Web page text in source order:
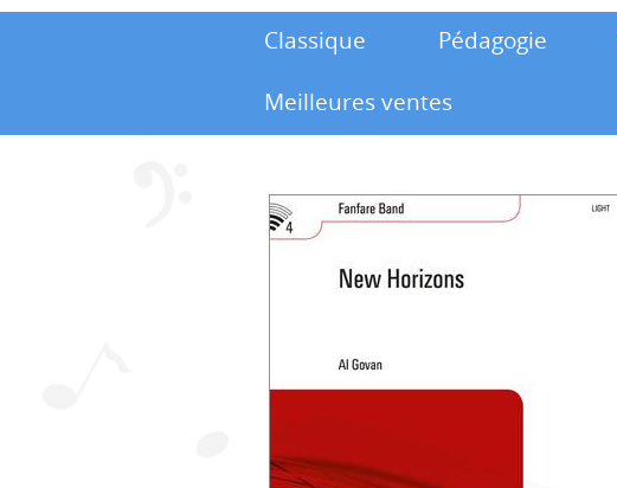
Classique Pédagogie
Meilleures ventes